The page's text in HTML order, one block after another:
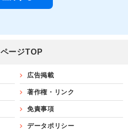
ページTOP
広告掲載
著作権・リンク
免責事項
データポリシー